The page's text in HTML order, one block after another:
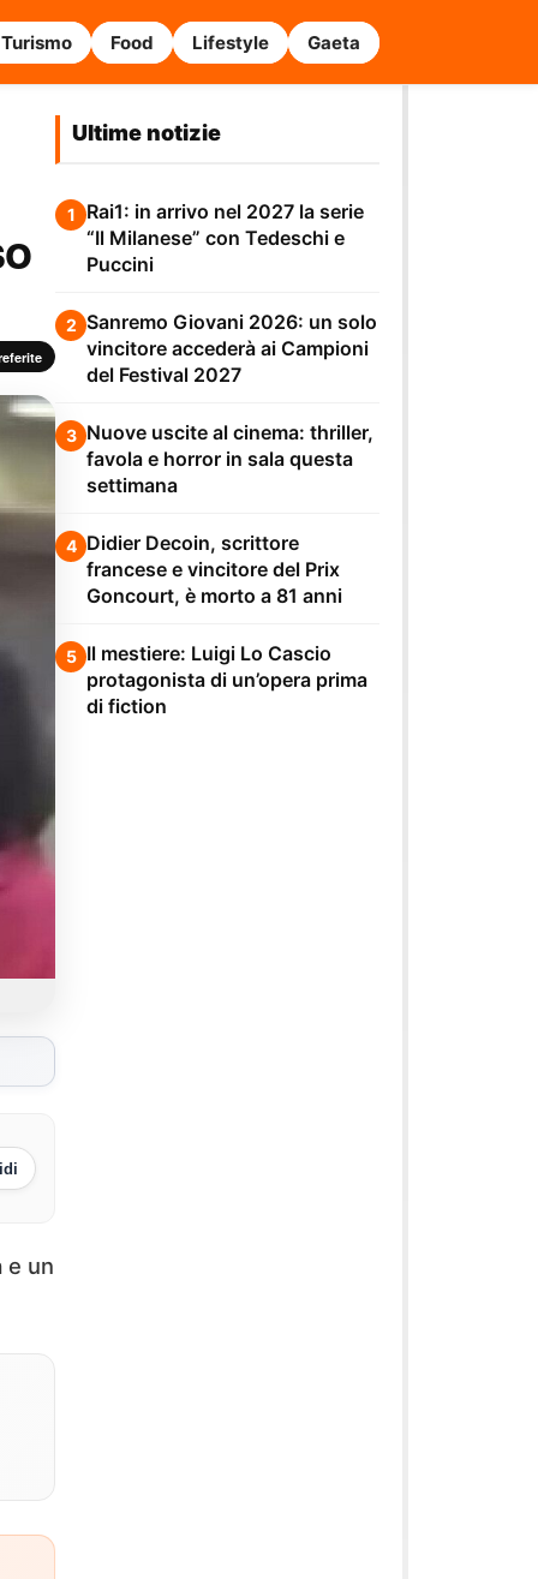
Turismo Food Lifestyle Gaeta
e un
Ultime notizie
1
Rai1: in arrivo nel 2027 la serie
“Il Milanese” con Tedeschi e
Puccini
2 Sanremo Giovani 2026: un solo
vincitore accederà ai Campioni
del Festival 2027
3 Nuove uscite al cinema: thriller,
favola e horror in sala questa
settimana
4 Didier Decoin, scrittore
francese e vincitore del Prix
Goncourt, è morto a 81 anni
5 Il mestiere: Luigi Lo Cascio
protagonista di un’opera prima
di fiction